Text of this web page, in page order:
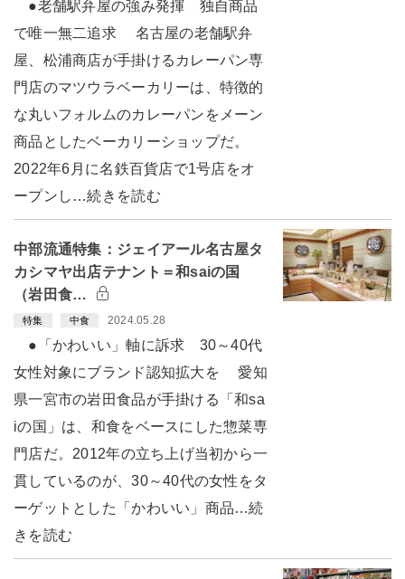
●老舗駅弁屋の強み発揮 独自商品
で唯一無二追求 名古屋の老舗駅弁
屋、松浦商店が手掛けるカレーパン専
門店のマツウラベーカリーは、特徴的
な丸いフォルムのカレーパンをメーン
商品としたベーカリーショップだ。
2022年6月に名鉄百貨店で1号店をオ
ープンし…続きを読む
中部流通特集：ジェイアール名古屋タ
カシマヤ出店テナント＝和saiの国
（岩田食…
特集 中食 2024.05.28
●「かわいい」軸に訴求 30～40代
女性対象にブランド認知拡大を 愛知
県一宮市の岩田食品が手掛ける「和sa
iの国」は、和食をベースにした惣菜専
門店だ。2012年の立ち上げ当初から一
貫しているのが、30～40代の女性をタ
ーゲットとした「かわいい」商品…続
きを読む